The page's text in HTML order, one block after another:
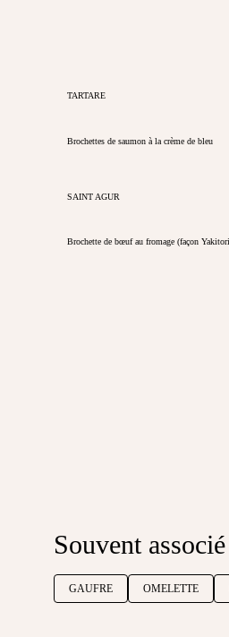
TARTARE
Brochettes de saumon à la crème de bleu
SAINT AGUR
Brochette de bœuf au fromage (façon
Souvent
GAUFRE OMELETTE